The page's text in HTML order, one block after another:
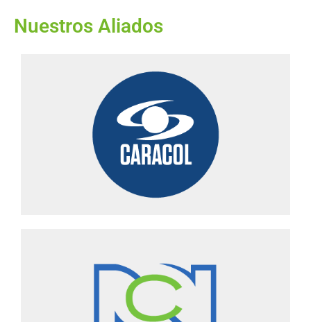
Nuestros Aliados